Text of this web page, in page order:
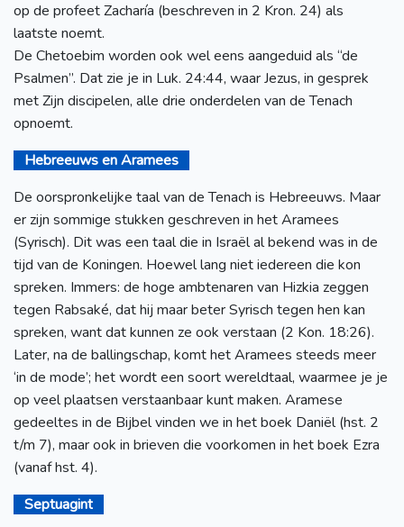
op de profeet Zacharía (beschreven in 2 Kron. 24) als
laatste noemt.
De Chetoebim worden ook wel eens aangeduid als “de
Psalmen”. Dat zie je in Luk. 24:44, waar Jezus, in gesprek
met Zijn discipelen, alle drie onderdelen van de Tenach
opnoemt.
Hebreeuws en Aramees
De oorspronkelijke taal van de Tenach is Hebreeuws. Maar
er zijn sommige stukken geschreven in het Aramees
(Syrisch). Dit was een taal die in Israël al bekend was in de
tijd van de Koningen. Hoewel lang niet iedereen die kon
spreken. Immers: de hoge ambtenaren van Hizkia zeggen
tegen Rabsaké, dat hij maar beter Syrisch tegen hen kan
spreken, want dat kunnen ze ook verstaan (2 Kon. 18:26).
Later, na de ballingschap, komt het Aramees steeds meer
‘in de mode’; het wordt een soort wereldtaal, waarmee je je
op veel plaatsen verstaanbaar kunt maken. Aramese
gedeeltes in de Bijbel vinden we in het boek Daniël (hst. 2
t/m 7), maar ook in brieven die voorkomen in het boek Ezra
(vanaf hst. 4).
Septuagint